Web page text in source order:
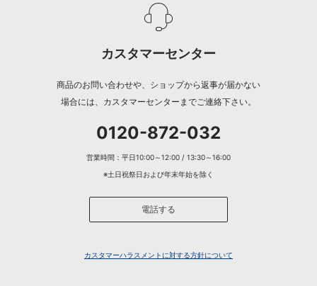
カスタマーセンター
商品のお問い合わせや、ショップから返事が届かない
場合には、カスタマーセンターまでご連絡下さい。
0120-872-032
営業時間：平日10:00～12:00 / 13:30～16:00
※土日祝祭日および年末年始を除く
電話する
カスタマーハラスメントに対する方針について